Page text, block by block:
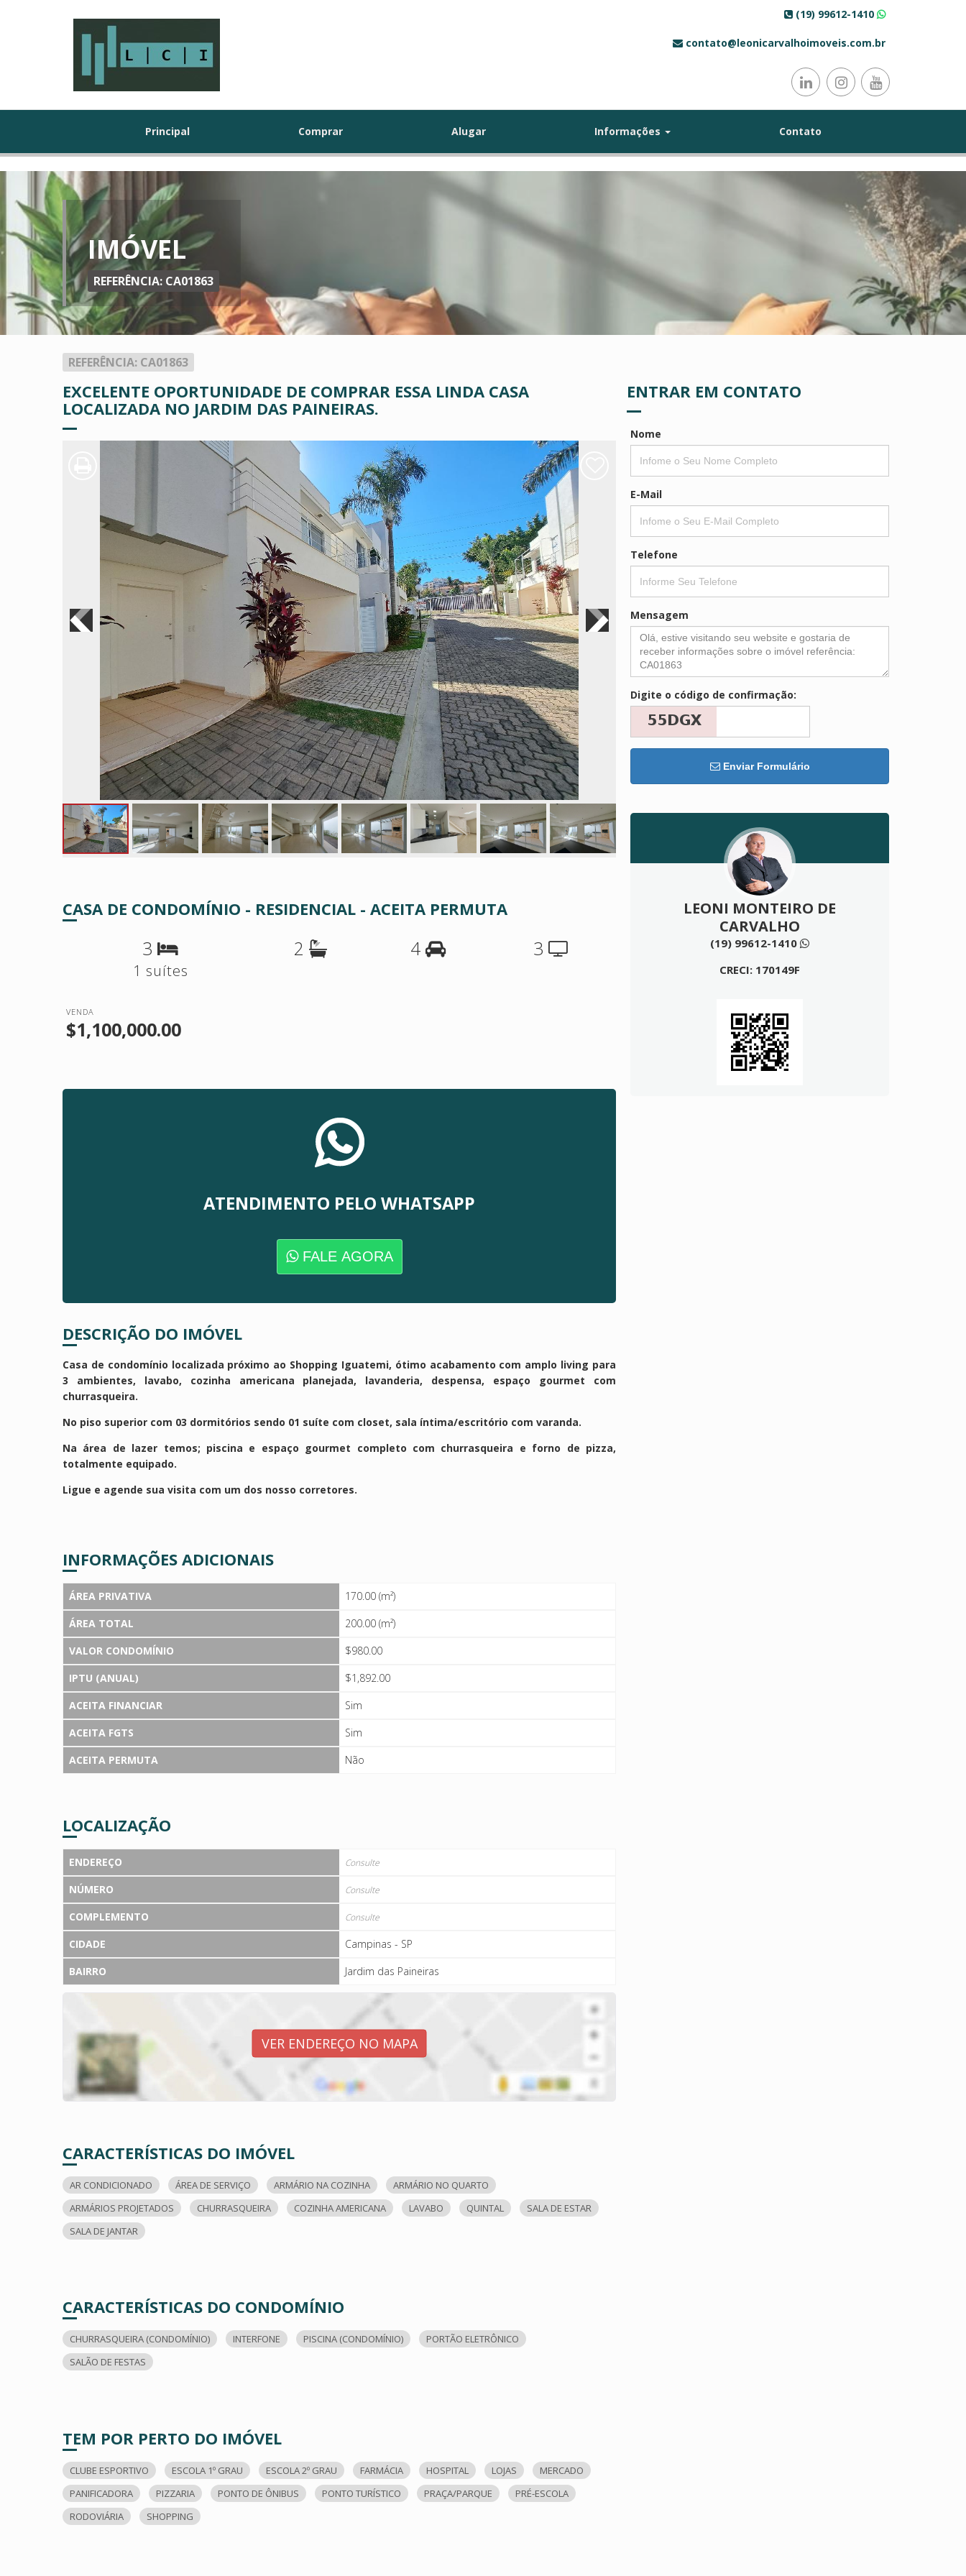
(19) 99612-1410
contato@leonicarvalhoimoveis.com.br
Principal Comprar Alugar Informações Contato
IMÓVEL
REFERÊNCIA: CA01863
REFERÊNCIA: CA01863
EXCELENTE OPORTUNIDADE DE COMPRAR ESSA LINDA CASA
LOCALIZADA NO JARDIM DAS PAINEIRAS.
CASA DE CONDOMÍNIO - RESIDENCIAL - ACEITA PERMUTA
3
1 suítes
2 4 3
VENDA
$1,100,000.00
ATENDIMENTO PELO WHATSAPP
FALE AGORA
DESCRIÇÃO DO IMÓVEL
Casa de condomínio localizada próximo ao Shopping Iguatemi, ótimo acabamento com amplo living para
3 ambientes, lavabo, cozinha americana planejada, lavanderia, despensa, espaço gourmet com
churrasqueira.
No piso superior com 03 dormitórios sendo 01 suíte com closet, sala íntima/escritório com varanda.
Na área de lazer temos; piscina e espaço gourmet completo com churrasqueira e forno de pizza,
totalmente equipado.
Ligue e agende sua visita com um dos nosso corretores.
INFORMAÇÕES ADICIONAIS
ÁREA PRIVATIVA
170.00 (m²)
ÁREA TOTAL
200.00 (m²)
VALOR CONDOMÍNIO
$980.00
IPTU (ANUAL)
$1,892.00
ACEITA FINANCIAR
Sim
ACEITA FGTS
Sim
ACEITA PERMUTA
Não
LOCALIZAÇÃO
ENDEREÇO Consulte
NÚMERO Consulte
COMPLEMENTO Consulte
CIDADE
Campinas - SP
BAIRRO
Jardim das Paineiras
VER ENDEREÇO NO MAPA
CARACTERÍSTICAS DO IMÓVEL
AR CONDICIONADO ÁREA DE SERVIÇO ARMÁRIO NA COZINHA
ARMÁRIO NO QUARTO
ARMÁRIOS PROJETADOS
CHURRASQUEIRA COZINHA AMERICANA LAVABO QUINTAL
SALA DE ESTAR
SALA DE JANTAR
CARACTERÍSTICAS DO CONDOMÍNIO
CHURRASQUEIRA (CONDOMÍNIO) INTERFONE PISCINA (CONDOMÍNIO)
PORTÃO ELETRÔNICO
SALÃO DE FESTAS
TEM POR PERTO DO IMÓVEL
CLUBE ESPORTIVO ESCOLA 1º GRAU ESCOLA 2º GRAU FARMÁCIA HOSPITAL LOJAS
MERCADO
PANIFICADORA
PIZZARIA PONTO DE ÔNIBUS PONTO TURÍSTICO PRAÇA/PARQUE
PRÉ-ESCOLA
RODOVIÁRIA
SHOPPING
ENTRAR EM CONTATO
Nome
E-Mail
Telefone
Mensagem
Digite o código de confirmação:
Enviar Formulário
LEONI MONTEIRO DE
CARVALHO
(19) 99612-1410
CRECI: 170149F